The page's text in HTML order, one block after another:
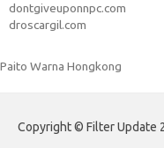
dontgiveuponnpc.com
droscargil.com
Paito Warna Hongkong
Copyright © Filter Update